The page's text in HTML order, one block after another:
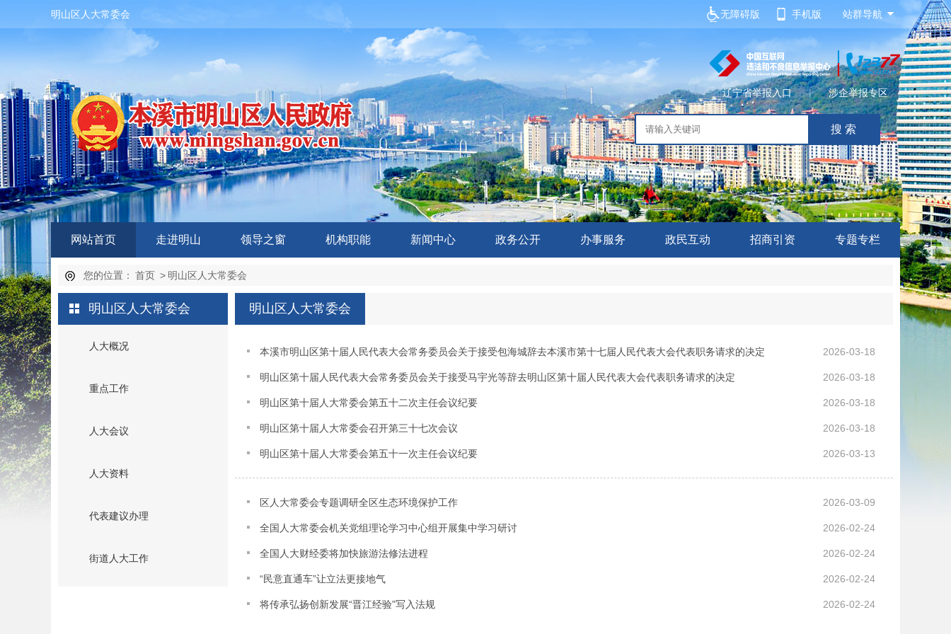
明山区人大常委会 站群导航
无障碍版 手机版
辽宁省举报入口 | 涉企举报专区
网站首页 走进明山 领导之窗 机构职能 新闻中心 政务公开 办事服务 政民互动 招商引资 专题专栏
您的位置： 首页 > 明山区人大常委会
明山区人大常委会
人大概况
重点工作
人大会议
人大资料
代表建议办理
街道人大工作
明山区人大常委会
2026-03-18
本溪市明山区第十届人民代表大会常务委员会关于接受包海城辞去本溪市第十七届人民代表大会代表职务请求的决定
2026-03-18
明山区第十届人民代表大会常务委员会关于接受马宇光等辞去明山区第十届人民代表大会代表职务请求的决定
2026-03-18
明山区第十届人大常委会第五十二次主任会议纪要
2026-03-18
明山区第十届人大常委会召开第三十七次会议
2026-03-13
明山区第十届人大常委会第五十一次主任会议纪要
2026-03-09
区人大常委会专题调研全区生态环境保护工作
2026-02-24
全国人大常委会机关党组理论学习中心组开展集中学习研讨
2026-02-24
全国人大财经委将加快旅游法修法进程
2026-02-24
“民意直通车”让立法更接地气
2026-02-24
将传承弘扬创新发展“晋江经验”写入法规